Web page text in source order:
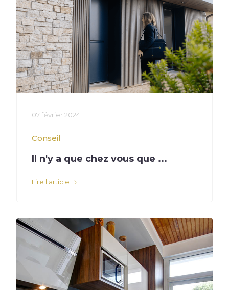
07 février 2024
Conseil
Il n'y a que chez vous que ...
Lire l'article